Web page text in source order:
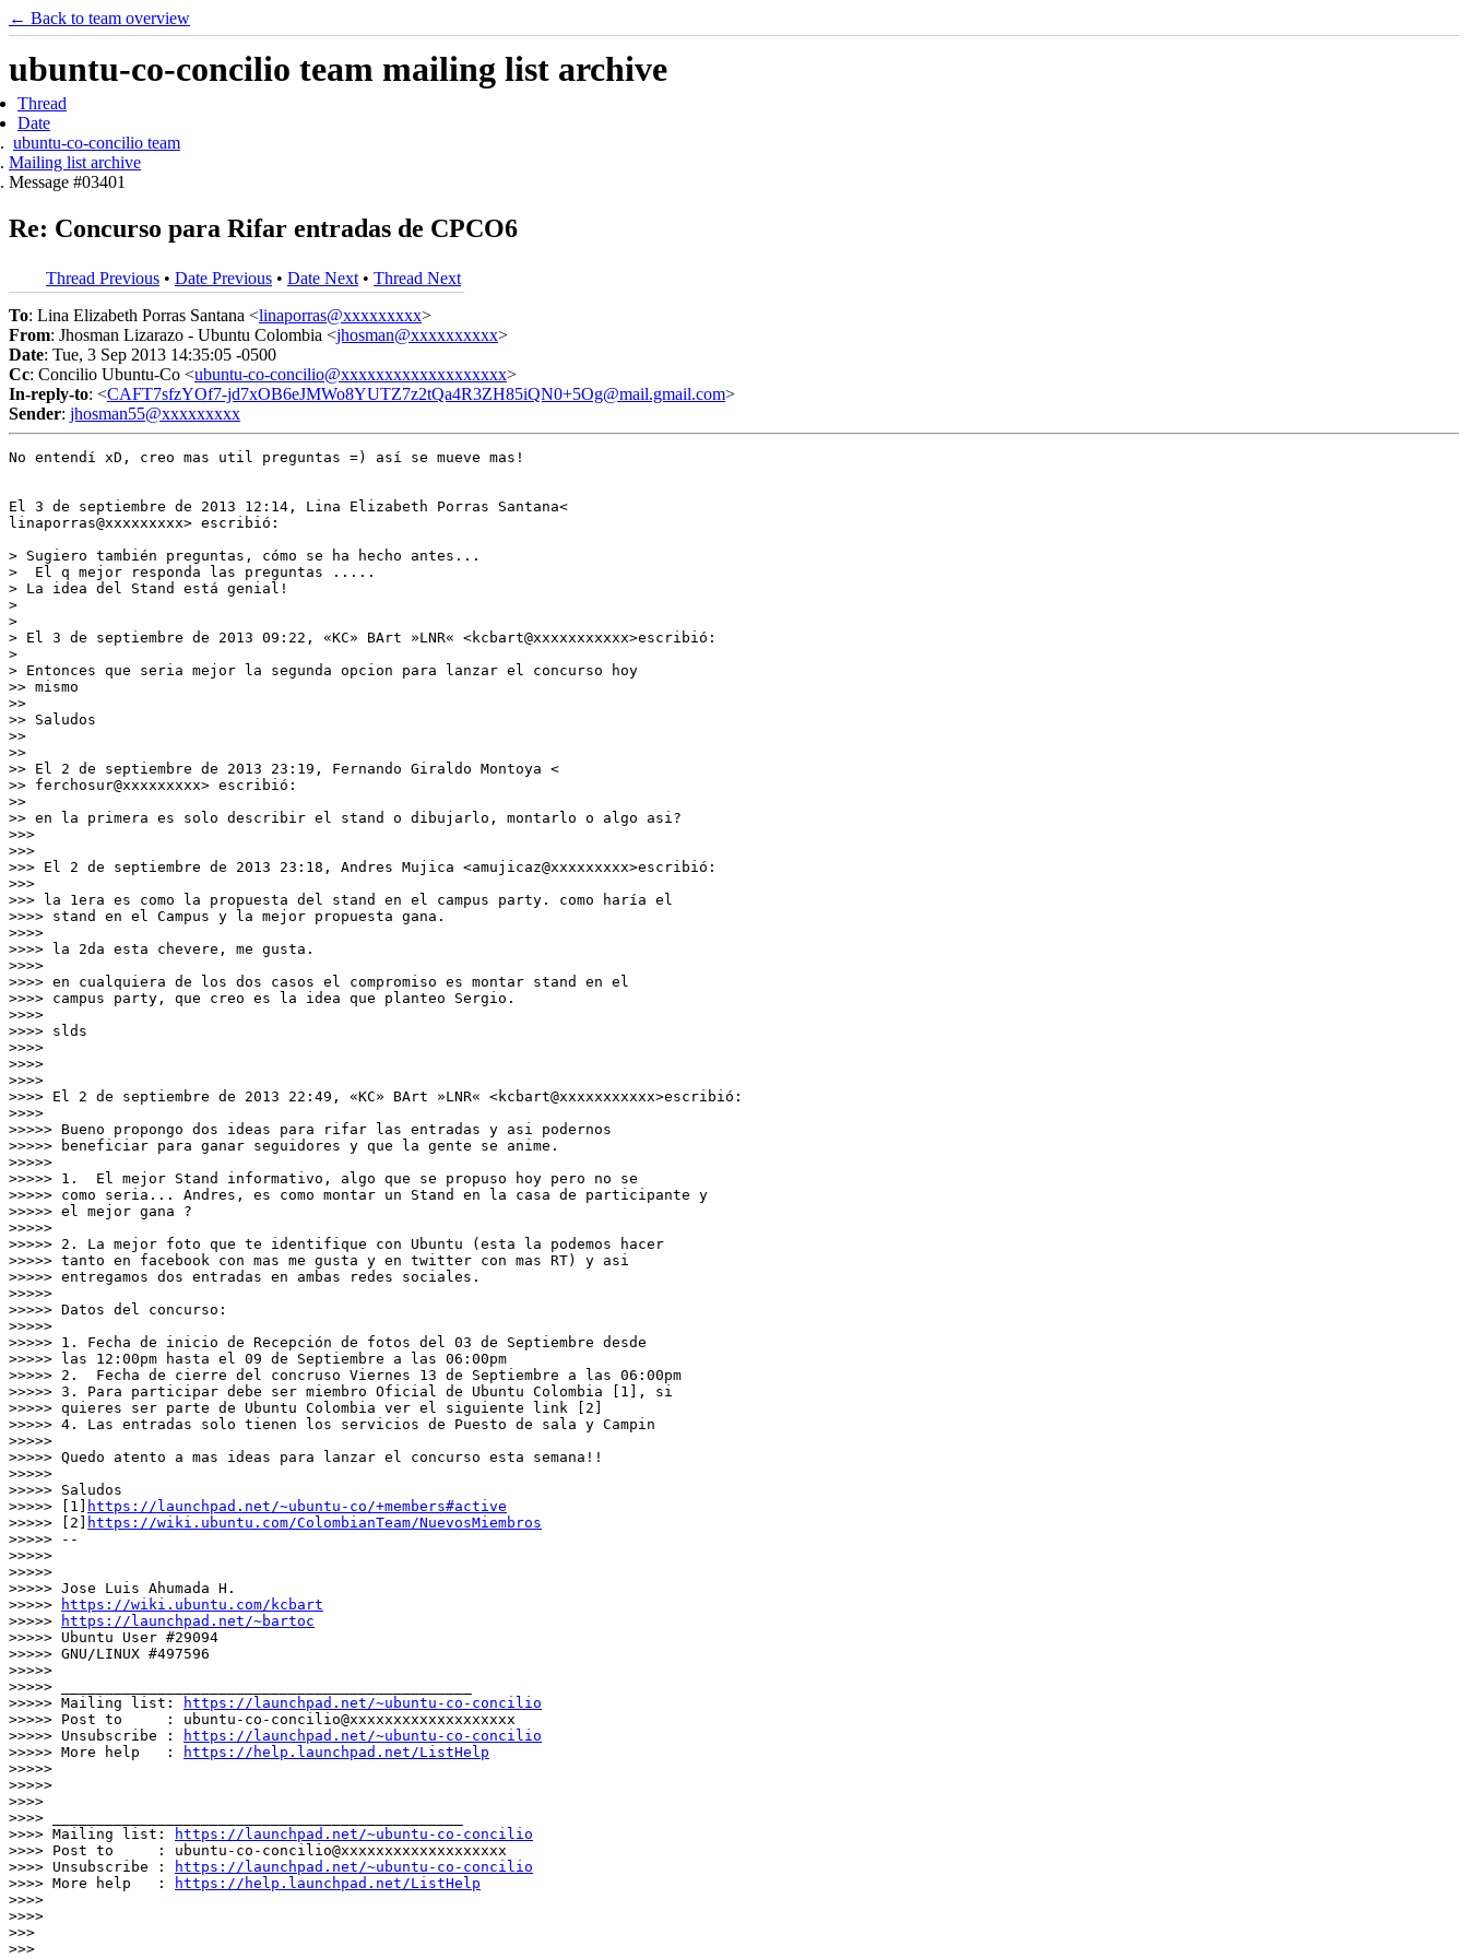
← Back to team overview
ubuntu-co-concilio team mailing list archive
Thread
Date
ubuntu-co-concilio team
Mailing list archive
Message #03401
Re: Concurso para Rifar entradas de CPCO6
Thread Previous • Date Previous • Date Next • Thread Next
To: Lina Elizabeth Porras Santana <linaporras@xxxxxxxxx>
From: Jhosman Lizarazo - Ubuntu Colombia <jhosman@xxxxxxxxxx>
Date: Tue, 3 Sep 2013 14:35:05 -0500
Cc: Concilio Ubuntu-Co <ubuntu-co-concilio@xxxxxxxxxxxxxxxxxxx>
In-reply-to: <CAFT7sfzYOf7-jd7xOB6eJMWo8YUTZ7z2tQa4R3ZH85iQN0+5Og@mail.gmail.com>
Sender: jhosman55@xxxxxxxxx
No entendí xD, creo mas util preguntas =) así se mueve mas!
El 3 de septiembre de 2013 12:14, Lina Elizabeth Porras Santana<
linaporras@xxxxxxxxx> escribió:
> Sugiero también preguntas, cómo se ha hecho antes...
>  El q mejor responda las preguntas .....
> La idea del Stand está genial!
>
>
> El 3 de septiembre de 2013 09:22, «KC» BArt »LNR« <kcbart@xxxxxxxxxxx>escribió:
>
> Entonces que seria mejor la segunda opcion para lanzar el concurso hoy
>> mismo
>>
>> Saludos
>>
>>
>> El 2 de septiembre de 2013 23:19, Fernando Giraldo Montoya <
>> ferchosur@xxxxxxxxx> escribió:
>>
>> en la primera es solo describir el stand o dibujarlo, montarlo o algo asi?
>>>
>>>
>>> El 2 de septiembre de 2013 23:18, Andres Mujica <amujicaz@xxxxxxxxx>escribió:
>>>
>>> la 1era es como la propuesta del stand en el campus party. como haría el
>>>> stand en el Campus y la mejor propuesta gana.
>>>>
>>>> la 2da esta chevere, me gusta.
>>>>
>>>> en cualquiera de los dos casos el compromiso es montar stand en el
>>>> campus party, que creo es la idea que planteo Sergio.
>>>>
>>>> slds
>>>>
>>>>
>>>>
>>>> El 2 de septiembre de 2013 22:49, «KC» BArt »LNR« <kcbart@xxxxxxxxxxx>escribió:
>>>>
>>>>> Bueno propongo dos ideas para rifar las entradas y asi podernos
>>>>> beneficiar para ganar seguidores y que la gente se anime.
>>>>>
>>>>> 1.  El mejor Stand informativo, algo que se propuso hoy pero no se
>>>>> como seria... Andres, es como montar un Stand en la casa de participante y
>>>>> el mejor gana ?
>>>>>
>>>>> 2. La mejor foto que te identifique con Ubuntu (esta la podemos hacer
>>>>> tanto en facebook con mas me gusta y en twitter con mas RT) y asi
>>>>> entregamos dos entradas en ambas redes sociales.
>>>>>
>>>>> Datos del concurso:
>>>>>
>>>>> 1. Fecha de inicio de Recepción de fotos del 03 de Septiembre desde
>>>>> las 12:00pm hasta el 09 de Septiembre a las 06:00pm
>>>>> 2.  Fecha de cierre del concruso Viernes 13 de Septiembre a las 06:00pm
>>>>> 3. Para participar debe ser miembro Oficial de Ubuntu Colombia [1], si
>>>>> quieres ser parte de Ubuntu Colombia ver el siguiente link [2]
>>>>> 4. Las entradas solo tienen los servicios de Puesto de sala y Campin
>>>>>
>>>>> Quedo atento a mas ideas para lanzar el concurso esta semana!!
>>>>>
>>>>> Saludos
>>>>> [1]
https://launchpad.net/~ubuntu-co/+members#active
>>>>> [2]
https://wiki.ubuntu.com/ColombianTeam/NuevosMiembros
>>>>> --
>>>>>
>>>>>
>>>>> Jose Luis Ahumada H.
>>>>>
https://wiki.ubuntu.com/kcbart
>>>>>
https://launchpad.net/~bartoc
>>>>> Ubuntu User #29094
>>>>> GNU/LINUX #497596
>>>>>
>>>>> _______________________________________________
>>>>> Mailing list:
https://launchpad.net/~ubuntu-co-concilio
>>>>> Post to     : ubuntu-co-concilio@xxxxxxxxxxxxxxxxxxx
>>>>> Unsubscribe :
https://launchpad.net/~ubuntu-co-concilio
>>>>> More help   :
https://help.launchpad.net/ListHelp
>>>>>
>>>>>
>>>>
>>>> _______________________________________________
>>>> Mailing list:
https://launchpad.net/~ubuntu-co-concilio
>>>> Post to     : ubuntu-co-concilio@xxxxxxxxxxxxxxxxxxx
>>>> Unsubscribe :
https://launchpad.net/~ubuntu-co-concilio
>>>> More help   :
https://help.launchpad.net/ListHelp
>>>>
>>>>
>>>
>>>